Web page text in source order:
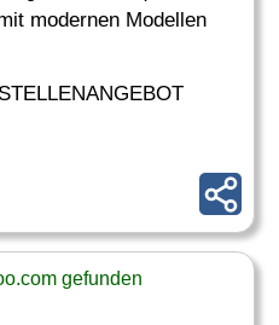
modernen Modellen
gefunden